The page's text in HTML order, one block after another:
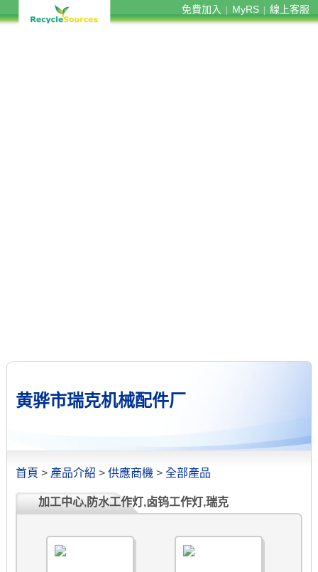
免費加入 MyRS 線上客服
黄骅市瑞克机械配件厂
首頁 > 產品介紹 > 供應商機 > 全部產品
加工中心,防水工作灯,卤钨工作灯,瑞克